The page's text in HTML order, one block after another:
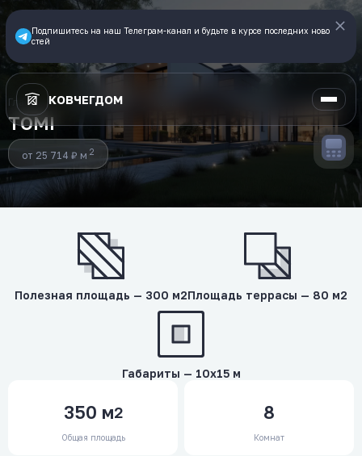
Подпишитесь на наш Телеграм-канал и будьте в курсе последних ново
стей
КОВЧЕГДОМ
Главная Готовые проекты
TOMI
от 25 714 ₽ м 2
Полезная площадь — 300 м2Площадь террасы — 80 м2
Габариты — 10x15 м
350 м2
Общая площадь
8
Комнат